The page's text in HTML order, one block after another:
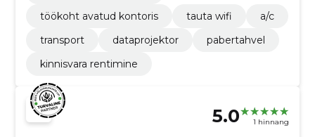
töökoht avatud kontoris
tauta wifi
a/c
transport
dataprojektor
pabertahvel
kinnisvara rentimine
5.0 1 hinnang